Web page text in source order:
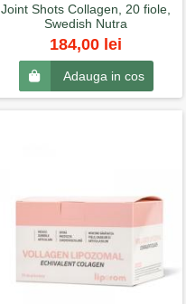
Joint Shots Collagen, 20 fiole,
Swedish Nutra
184,00 lei
Adauga in cos